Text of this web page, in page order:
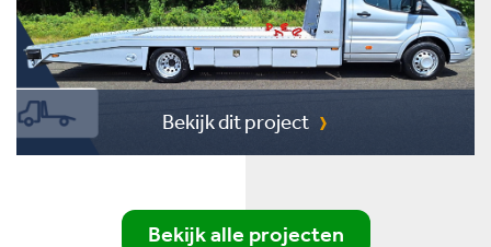
Bekijk dit project
Bekijk alle projecten